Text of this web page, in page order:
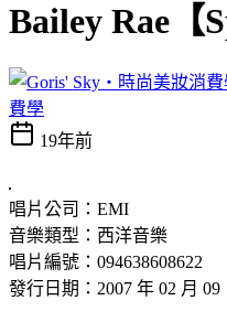
Bailey Rae【
費學
19年前
唱片公司：EMI
音樂類型：西洋音樂
唱片編號：094638608622
發行日期：2007 年 02 月 09